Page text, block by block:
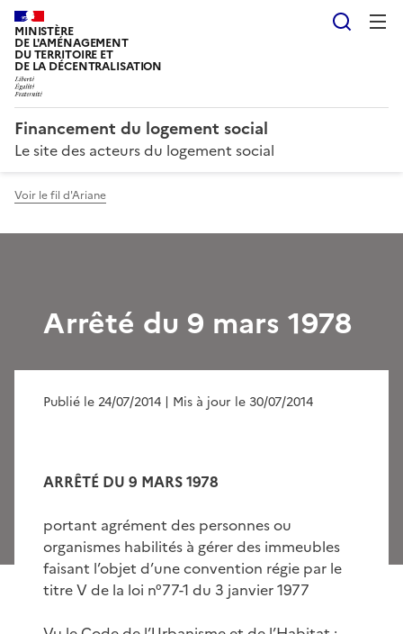
MINISTÈRE
DE L'AMÉNAGEMENT
DU TERRITOIRE ET
DE LA DÉCENTRALISATION
Financement du logement social
Le site des acteurs du logement social
Voir le fil d'Ariane
Arrêté du 9 mars 1978
Publié le 24/07/2014 | Mis à jour le 30/07/2014
ARRÊTÉ DU 9 MARS 1978
portant agrément des personnes ou
organismes habilités à gérer des immeubles
faisant l’objet d’une convention régie par le
titre V de la loi n°77-1 du 3 janvier 1977